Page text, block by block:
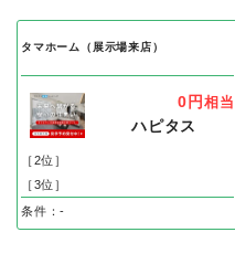
タマホーム（展示場来店）
0円 相当
ハピタス
［2位］
［3位］
条件：-